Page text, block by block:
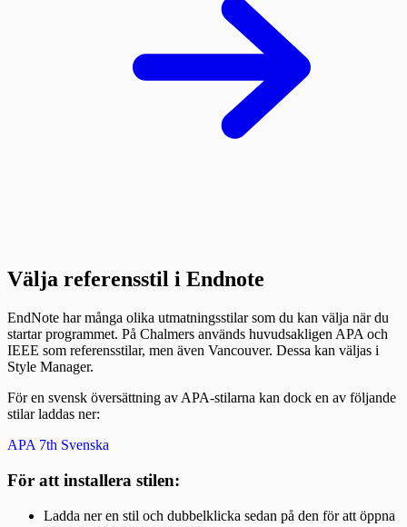
Välja referensstil i Endnote
EndNote har många olika utmatningsstilar som du kan välja när du
startar programmet. På Chalmers används huvudsakligen APA och
IEEE som referensstilar, men även Vancouver. Dessa kan väljas i
Style Manager.
För en svensk översättning av APA-stilarna kan dock en av följande
stilar laddas ner:
APA 7th Svenska
För att installera stilen:
Ladda ner en stil och dubbelklicka sedan på den för att öppna